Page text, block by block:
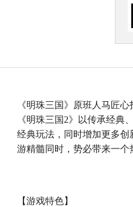
《明珠三国》原班人马匠心
《明珠三国2》以传承经典
经典玩法，同时增加更多
游精髓同时，势必带来一个
【游戏特色】